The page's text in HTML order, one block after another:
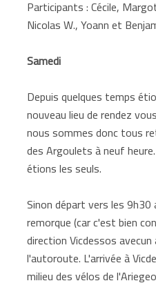
Participants : Cécile,
Nicolas W., Yoann et
Samedi
Depuis quelques temps
nouveau lieu de rendez
nous sommes donc tous
des Argoulets à neuf
étions les seuls.
Sinon départ vers les
remorque (car c'est bien
direction Vicdessos
l'autoroute. L'arrivée à
milieu des vélos de